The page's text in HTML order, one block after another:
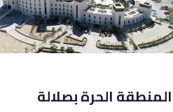
المنطقة الحرة بصلالة